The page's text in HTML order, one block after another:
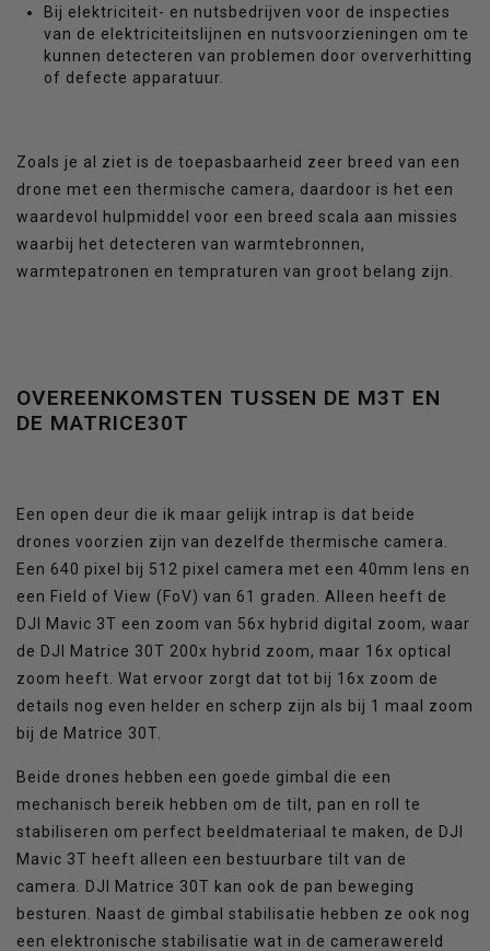
Bij elektriciteit- en nutsbedrijven voor de inspecties
van de elektriciteitslijnen en nutsvoorzieningen om te
kunnen detecteren van problemen door oververhitting
of defecte apparatuur.
Zoals je al ziet is de toepasbaarheid zeer breed van een
drone met een thermische camera, daardoor is het een
waardevol hulpmiddel voor een breed scala aan missies
waarbij het detecteren van warmtebronnen,
warmtepatronen en tempraturen van groot belang zijn.
OVEREENKOMSTEN TUSSEN DE M3T EN
DE MATRICE30T
Een open deur die ik maar gelijk intrap is dat beide
drones voorzien zijn van dezelfde thermische camera.
Een 640 pixel bij 512 pixel camera met een 40mm lens en
een Field of View (FoV) van 61 graden. Alleen heeft de
DJI Mavic 3T een zoom van 56x hybrid digital zoom, waar
de DJI Matrice 30T 200x hybrid zoom, maar 16x optical
zoom heeft. Wat ervoor zorgt dat tot bij 16x zoom de
details nog even helder en scherp zijn als bij 1 maal zoom
bij de Matrice 30T.
Beide drones hebben een goede gimbal die een
mechanisch bereik hebben om de tilt, pan en roll te
stabiliseren om perfect beeldmateriaal te maken, de DJI
Mavic 3T heeft alleen een bestuurbare tilt van de
camera. DJI Matrice 30T kan ook de pan beweging
besturen. Naast de gimbal stabilisatie hebben ze ook nog
een elektronische stabilisatie wat in de camerawereld